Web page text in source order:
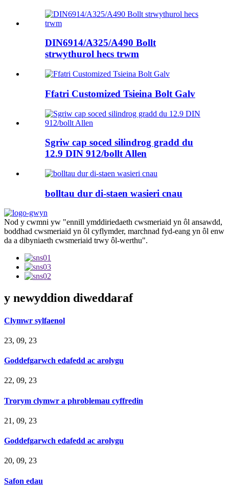
DIN6914/A325/A490 Bollt
strwythurol hecs trwm
Ffatri Customized Tsieina Bolt Galv
Sgriw cap soced silindrog gradd du
12.9 DIN 912/bollt Allen
bolltau dur di-staen wasieri cnau
Nod y cwmni yw "ennill ymddiriedaeth cwsmeriaid yn ôl ansawdd,
boddhad cwsmeriaid yn ôl cyflymder, marchnad fyd-eang yn ôl enw
da a dibyniaeth cwsmeriaid trwy ôl-werthu".
y newyddion diweddaraf
Clymwr sylfaenol
23, 09, 23
Goddefgarwch edafedd ac arolygu
22, 09, 23
Trorym clymwr a phroblemau cyffredin
21, 09, 23
Goddefgarwch edafedd ac arolygu
20, 09, 23
Safon edau